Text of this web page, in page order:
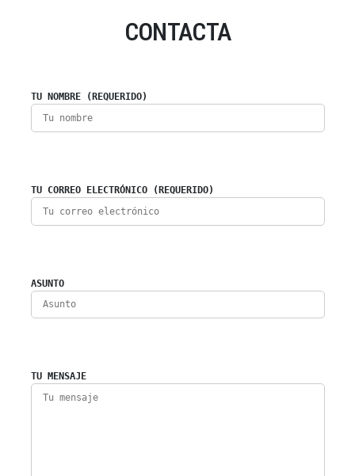
CONTACTA
TU NOMBRE (REQUERIDO)
TU CORREO ELECTRÓNICO (REQUERIDO)
ASUNTO
TU MENSAJE